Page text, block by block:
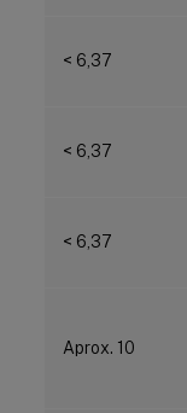
< 6,37
< 6,37
< 6,37
Aprox. 10